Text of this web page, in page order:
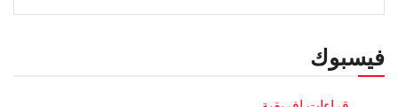
فيسبوك